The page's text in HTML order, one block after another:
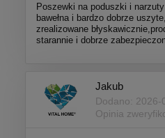
Poszewki na poduszki i
bawełna i bardzo dobrze
zrealizowane
starannie i dobrze
Jakub
Dodano: 2026-
Opinia